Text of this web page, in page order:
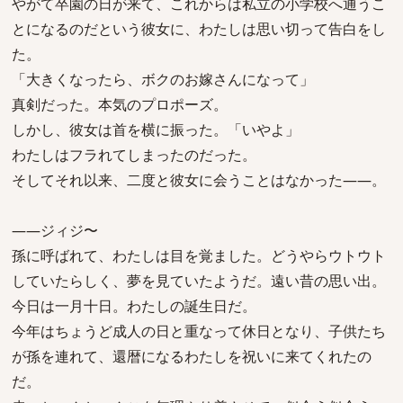
とになるのだという彼女に、わたしは思い切って告白をし
た。
「大きくなったら、ボクのお嫁さんになって」
真剣だった。本気のプロポーズ。
しかし、彼女は首を横に振った。「いやよ」
わたしはフラれてしまったのだった。
そしてそれ以来、二度と彼女に会うことはなかった――。
――ジィジ〜
孫に呼ばれて、わたしは目を覚ました。どうやらウトウト
していたらしく、夢を見ていたようだ。遠い昔の思い出。
今日は一月十日。わたしの誕生日だ。
今年はちょうど成人の日と重なって休日となり、子供たち
が孫を連れて、還暦になるわたしを祝いに来てくれたの
だ。